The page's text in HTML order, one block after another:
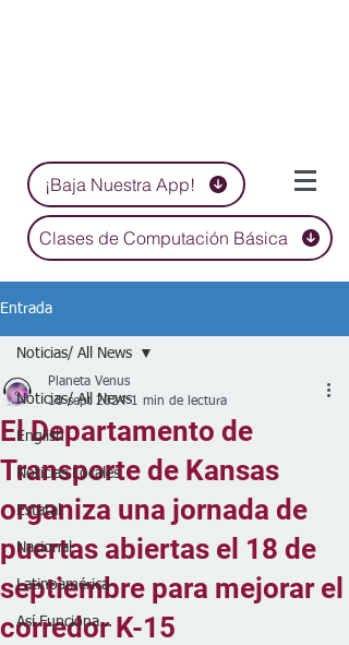
¡Baja Nuestra App!
Clases de Computación Básica
Entrada
Noticias/ All News
English
Noticias Locales
Estatal
Nacional
Latinoamérica
Así Funciona...
Noticias/ All News
El Departamento de
Transporte de Kansas
organiza una jornada de
puertas abiertas el 18 de
septiembre para mejorar el
corredor K-15
Planeta Venus
10 sept 2024 1 min de lectura